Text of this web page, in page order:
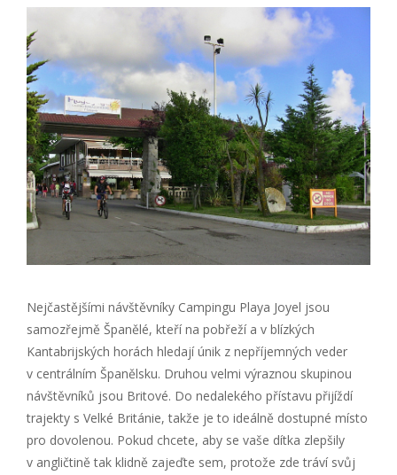
Nejčastějšími návštěvníky Campingu Playa Joyel jsou
samozřejmě Španělé, kteří na pobřeží a v blízkých
Kantabrijských horách hledají únik z nepříjemných veder
v centrálním Španělsku. Druhou velmi výraznou skupinou
návštěvníků jsou Britové. Do nedalekého přístavu přijíždí
trajekty s Velké Británie, takže je to ideálně dostupné místo
pro dovolenou. Pokud chcete, aby se vaše dítka zlepšily
v angličtině tak klidně zajeďte sem, protože zde tráví svůj